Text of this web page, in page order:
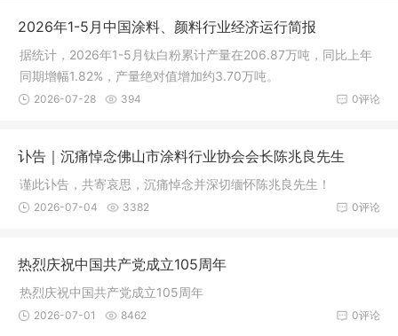
2026年1-5月中国涂料、颜料行业经济运行简报
据统计，2026年1-5月钛白粉累计产量在206.87万吨，同比上年
同期增幅1.82%，产量绝对值增加约3.70万吨。
0评论
2026-07-28 394
讣告｜沉痛悼念佛山市涂料行业协会会长陈兆良先生
谨此讣告，共寄哀思，沉痛悼念并深切缅怀陈兆良先生！
0评论
2026-07-04 3382
热烈庆祝中国共产党成立105周年
热烈庆祝中国共产党成立105周年
0评论
2026-07-01 8462